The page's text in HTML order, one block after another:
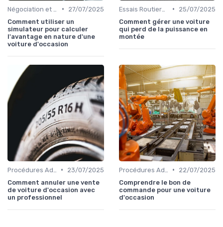
•
27/07/2025
Comment utiliser un
simulateur pour calculer
l'avantage en nature d'une
voiture d'occasion
•
25/07/2025
Comment gérer une voiture
qui perd de la puissance en
montée
•
23/07/2025
Comment annuler une vente
de voiture d'occasion avec
un professionnel
•
22/07/2025
Comprendre le bon de
commande pour une voiture
d'occasion